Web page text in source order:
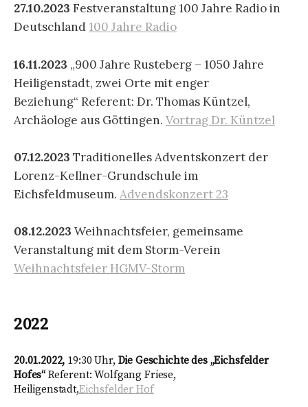
27.10.2023 Festveranstaltung 100 Jahre Radio in
Deutschland 100 Jahre Radio
16.11.2023 „900 Jahre Rusteberg – 1050 Jahre
Heiligenstadt, zwei Orte mit enger
Beziehung“ Referent: Dr. Thomas Küntzel,
Archäologe aus Göttingen. Vortrag Dr. Küntzel
07.12.2023 Traditionelles Adventskonzert der
Lorenz-Kellner-Grundschule im
Eichsfeldmuseum. Advendskonzert 23
08.12.2023 Weihnachtsfeier, gemeinsame
Veranstaltung mit dem Storm-Verein
Weihnachtsfeier HGMV-Storm
2022
20.01.2022, 19:30 Uhr, Die Geschichte des „Eichsfelder
Hofes“ Referent: Wolfgang Friese,
Heiligenstadt,Eichsfelder Hof